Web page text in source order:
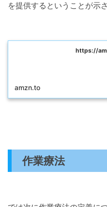
を提供するということが示
https://
amzn.to
作業療法